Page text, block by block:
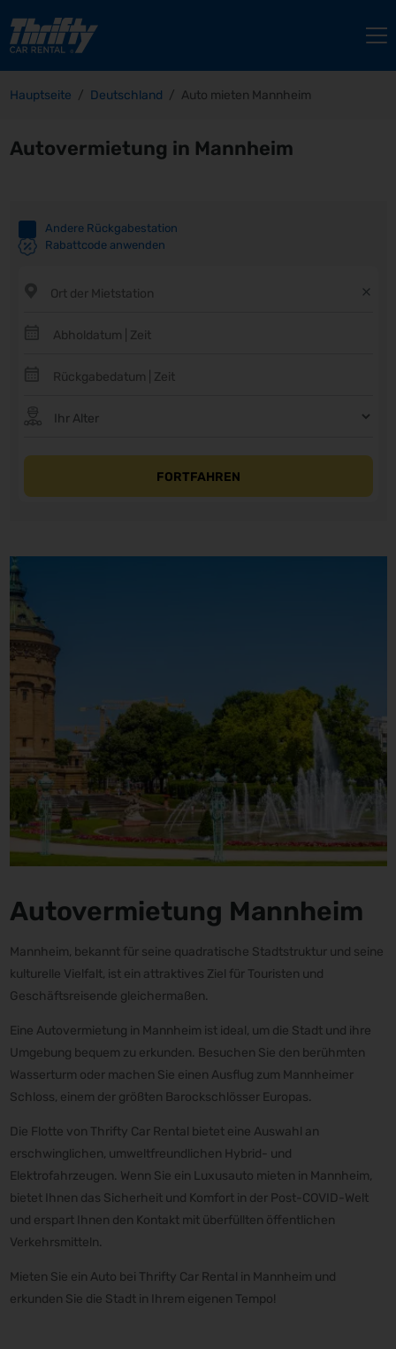
Hauptseite Deutschland Auto mieten Mannheim
Autovermietung in Mannheim
Andere Rückgabestation
Rabattcode anwenden
FORTFAHREN
Autovermietung Mannheim
Mannheim, bekannt für seine quadratische Stadtstruktur und seine
kulturelle Vielfalt, ist ein attraktives Ziel für Touristen und
Geschäftsreisende gleichermaßen.
Eine Autovermietung in Mannheim ist ideal, um die Stadt und ihre
Umgebung bequem zu erkunden. Besuchen Sie den berühmten
Wasserturm oder machen Sie einen Ausflug zum Mannheimer
Schloss, einem der größten Barockschlösser Europas.
Die Flotte von Thrifty Car Rental bietet eine Auswahl an
erschwinglichen, umweltfreundlichen Hybrid- und
Elektrofahrzeugen. Wenn Sie ein Luxusauto mieten in Mannheim,
bietet Ihnen das Sicherheit und Komfort in der Post-COVID-Welt
und erspart Ihnen den Kontakt mit überfüllten öffentlichen
Verkehrsmitteln.
Mieten Sie ein Auto bei Thrifty Car Rental in Mannheim und
erkunden Sie die Stadt in Ihrem eigenen Tempo!